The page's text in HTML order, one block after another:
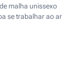
malha unissexo
se trabalhar ao ar